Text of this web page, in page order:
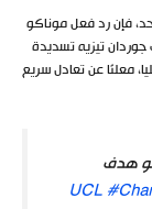
فإن رد فعل موناكو
دقائق فقط، وفي الدقيقة 18، أطلق جوردان تيزيه تسديدة
معلنًا عن تعادل سريع
هدف